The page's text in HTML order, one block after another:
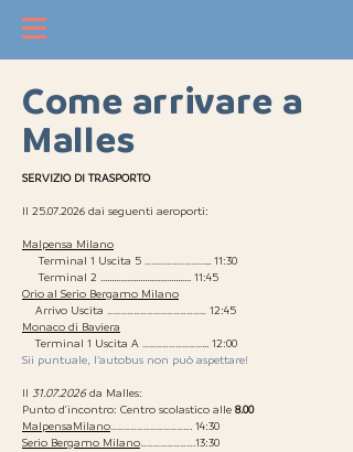
Come arrivare a
Malles
SERVIZIO DI TRASPORTO
Il 25.07.2026 dai seguenti aeroporti:
Malpensa Milano
Terminal 1 Uscita 5 ………………………... 11:30
Terminal 2 ......................................... 11:45
Orio al Serio Bergamo Milano
Arrivo Uscita ……………………………………… 12:45
Monaco di Baviera
Terminal 1 Uscita A ………………………... 12:00
Sii puntuale, l’autobus non può aspettare!
Il 31.07.2026da Malles:
Punto d'incontro: Centro scolastico alle 8.00
MalpensaMilano ………………………………. 14:30
Serio Bergamo Milano …………………….13:30